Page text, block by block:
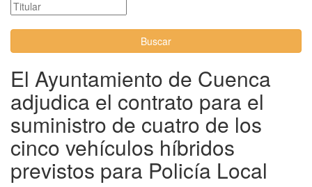
Buscar
El Ayuntamiento de Cuenca
adjudica el contrato para el
suministro de cuatro de los
cinco vehículos híbridos
previstos para Policía Local